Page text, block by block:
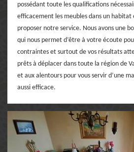
possédant toute les qualifications
efficacement les meubles dans un habitat
proposer notre service. Nous avons une
qui nous permet d’être à votre écoute
contraintes et surtout de vos résultats
prêts à déplacer dans toute la région de
et aux alentours pour vous servir d’une
aussi efficace.